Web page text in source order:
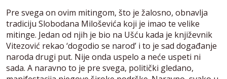
Pre svega on ovim mitingom, što je žalosno, obnavlja
tradiciju Slobodana Miloševića koji je imao te velike
mitinge. Jedan od njih je bio na Ušću kada je književnik
Vitezović rekao ‘dogodio se narod’ i to je sad događanje
naroda drugi put. Nije onda uspelo a neće uspeti ni
sada. A naravno to je pre svega, politički gledano,